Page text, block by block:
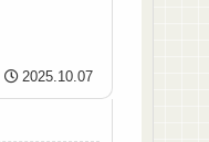
2025.10.07